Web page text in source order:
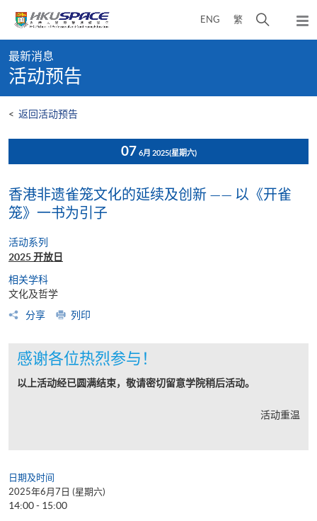
content
ENG 繁
开
弹
出
content
start
最新消息
活动预告
< 返回活动预告
07 6月 2025(星期六)
香港非遗雀笼文化的延续及创新 —— 以《开雀
笼》一书为引子
活动系列
2025 开放日
相关学科
文化及哲学
分享
列印
感谢各位热烈参与！
以上活动经已圆满结束，敬请密切留意学院稍后活动。
活动重温
日期及时间
2025年6月7日 (星期六)
14:00 - 15:00